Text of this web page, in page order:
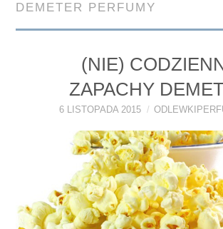
O ODLEWKACH
PERFUMY FAQ
A TO CIEKAWE!
DEMETER PERFUMY
(NIE)
ZAPACHY
6 LISTOPADA 2015